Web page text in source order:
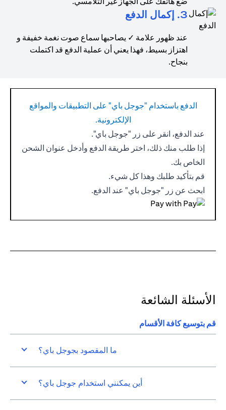
3. إكمال الدفع
عند ظهور علامة ✓ يصاحبها سماع صوت نغمة خفيفة و
اهتزاز بسيط، فهذا يعني أن عملية الدفع قد اكتملت
بنجاح.
الدفع باستخدام "جوجل باي" على التطبيقات والمواقع
الإلكترونية.
عند الدفع، انقر على زر "جوجل باي".
إذا طلب منك ذلك، اختر طريقة الدفع وأدخل عنوان الشحن
الخاص بك.
قم بتأكيد طلبك وهذا كل شيء.
ابحث عن زر "جوجل باي" عند الدفع.
الأسئلة الشائعة
قم بتوسيع كافة الأقسام
ما المقصود بجوجل باي؟
أين يمكنني استخدام جوجل باي؟